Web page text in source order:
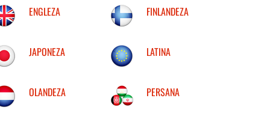
ENGLEZA FINLANDEZA
JAPONEZA LATINA
OLANDEZA PERSANA